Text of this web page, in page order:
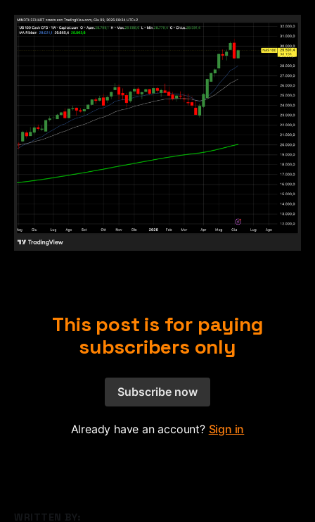
This post is for paying
subscribers only
Subscribe now
Already have an account? Sign in
WRITTEN BY: